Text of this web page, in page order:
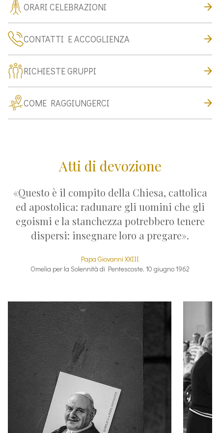
ORARI CELEBRAZIONI
CONTATTI E ACCOGLIENZA
RICHIESTE GRUPPI
COME RAGGIUNGERCI
Atti di devozione
«Questo è il compito della Chiesa, cattolica
ed apostolica: radunare gli uomini che gli
egoismi e la stanchezza potrebbero tenere
dispersi: insegnare loro a pregare».
Papa Giovanni XXIII
Omelia per la Solennità di Pentescoste, 10 giugno 1962